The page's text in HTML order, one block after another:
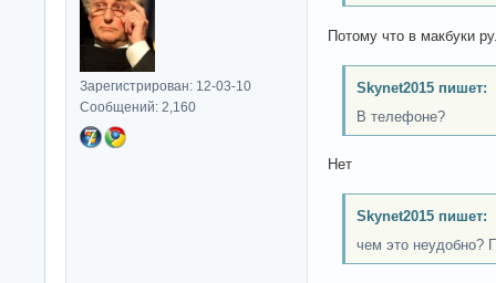
Зарегистрирован: 12-03-10
Сообщений: 2,160
Потому что в макбуки
Skynet2015 пишет:
В телефоне?
Нет
Skynet2015 пишет:
чем это неудобно?